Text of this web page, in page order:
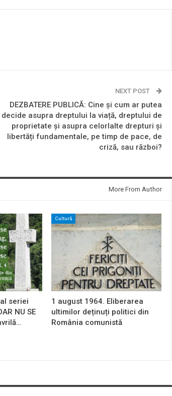
NEXT POST
DEZBATERE PUBLICĂ: Cine și cum ar putea
decide asupra dreptului la viață, dreptului de
proprietate și asupra celorlalte drepturi și
libertăți fundamentale, pe timp de pace, de
criză, sau război?
More From Author
seriei
NU SE
Cultură
1 august 1964. Eliberarea
ultimilor deținuți politici din
România comunistă